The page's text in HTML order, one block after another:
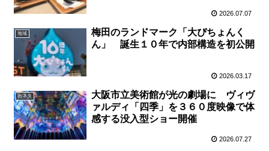
2026.07.07
地域
梅田のランドマーク「大ぴちょんく
ん」 誕生１０年で内部構造を初公開
2026.03.17
街ネタ
大阪市立美術館が光の劇場に ヴィヴ
ァルディ「四季」を３６０度映像で体
感する没入型ショー開催
2026.07.27